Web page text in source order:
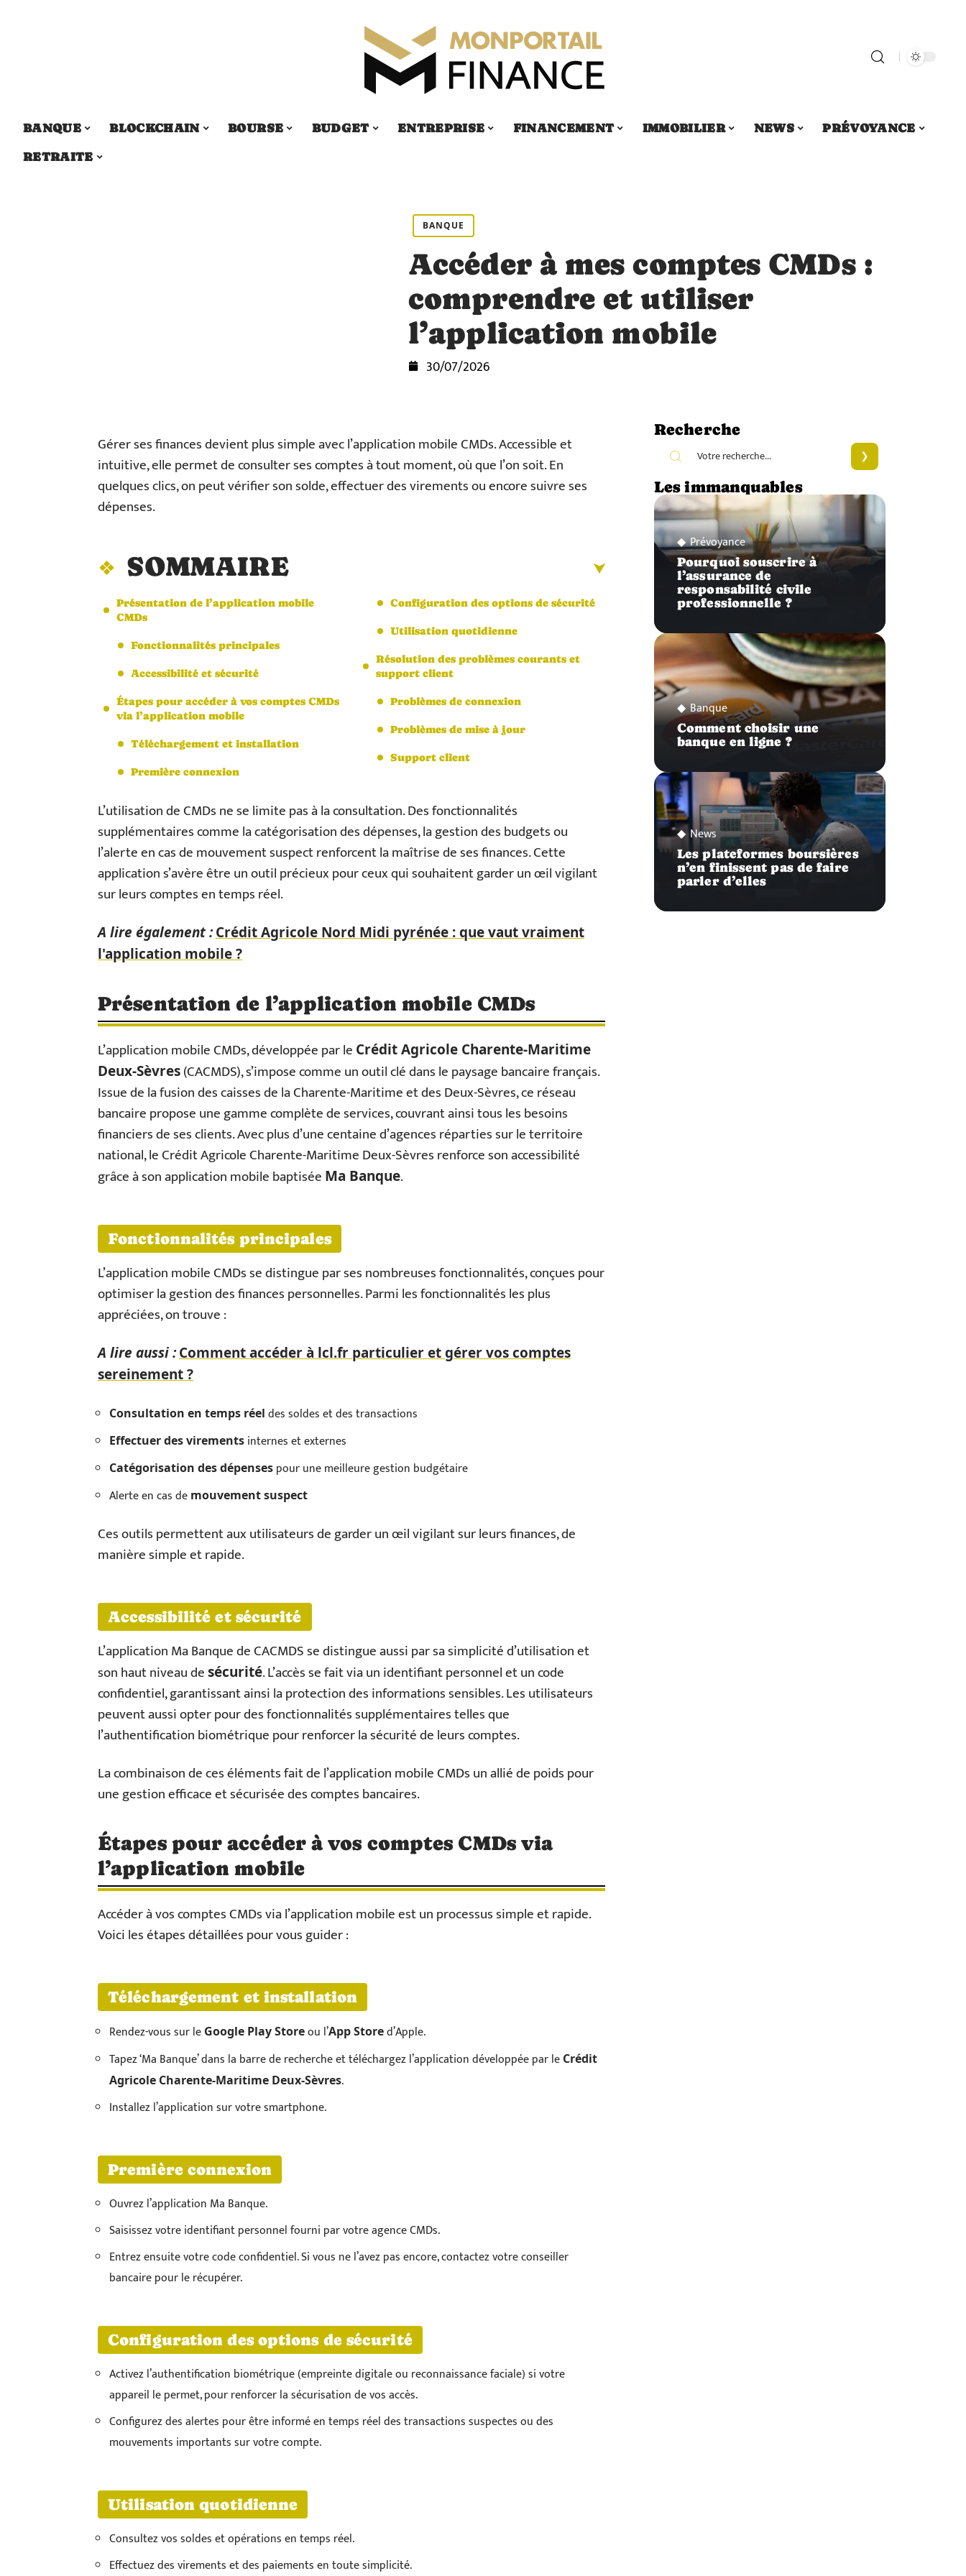
BANQUE BLOCKCHAIN BOURSE BUDGET ENTREPRISE FINANCEMENT IMMOBILIER NEWS
PRÉVOYANCE
RETRAITE
BANQUE
Accéder à mes comptes CMDs :
comprendre et utiliser
l’application mobile
30/07/2026
Gérer ses finances devient plus simple avec l’application mobile CMDs. Accessible et
intuitive, elle permet de consulter ses comptes à tout moment, où que l’on soit. En
quelques clics, on peut vérifier son solde, effectuer des virements ou encore suivre ses
dépenses.
SOMMAIRE
Présentation de l’application mobile
CMDs
Fonctionnalités principales
Accessibilité et sécurité
Étapes pour accéder à vos comptes CMDs
via l’application mobile
Téléchargement et installation
Première connexion
Configuration des options de sécurité
Utilisation quotidienne
Résolution des problèmes courants et
support client
Problèmes de connexion
Problèmes de mise à jour
Support client
L’utilisation de CMDs ne se limite pas à la consultation. Des fonctionnalités
supplémentaires comme la catégorisation des dépenses, la gestion des budgets ou
l’alerte en cas de mouvement suspect renforcent la maîtrise de ses finances. Cette
application s’avère être un outil précieux pour ceux qui souhaitent garder un œil vigilant
sur leurs comptes en temps réel.
A lire également :Crédit Agricole Nord Midi pyrénée : que vaut vraiment
l'application mobile ?
Présentation de l’application mobile CMDs
L’application mobile CMDs, développée par le Crédit Agricole Charente-Maritime
Deux-Sèvres(CACMDS), s’impose comme un outil clé dans le paysage bancaire français.
Issue de la fusion des caisses de la Charente-Maritime et des Deux-Sèvres, ce réseau
bancaire propose une gamme complète de services, couvrant ainsi tous les besoins
financiers de ses clients. Avec plus d’une centaine d’agences réparties sur le territoire
national, le Crédit Agricole Charente-Maritime Deux-Sèvres renforce son accessibilité
grâce à son application mobile baptisée Ma Banque.
Fonctionnalités principales
L’application mobile CMDs se distingue par ses nombreuses fonctionnalités, conçues pour
optimiser la gestion des finances personnelles. Parmi les fonctionnalités les plus
appréciées, on trouve :
A lire aussi :Comment accéder à lcl.fr particulier et gérer vos comptes
sereinement ?
Consultation en temps réel des soldes et des transactions
Effectuer des virements internes et externes
Catégorisation des dépenses pour une meilleure gestion budgétaire
Alerte en cas de mouvement suspect
Ces outils permettent aux utilisateurs de garder un œil vigilant sur leurs finances, de
manière simple et rapide.
Accessibilité et sécurité
L’application Ma Banque de CACMDS se distingue aussi par sa simplicité d’utilisation et
son haut niveau desécurité. L’accès se fait via un identifiant personnel et un code
confidentiel, garantissant ainsi la protection des informations sensibles. Les utilisateurs
peuvent aussi opter pour des fonctionnalités supplémentaires telles que
l’authentification biométrique pour renforcer la sécurité de leurs comptes.
La combinaison de ces éléments fait de l’application mobile CMDs un allié de poids pour
une gestion efficace et sécurisée des comptes bancaires.
Étapes pour accéder à vos comptes CMDs via
l’application mobile
Accéder à vos comptes CMDs via l’application mobile est un processus simple et rapide.
Voici les étapes détaillées pour vous guider :
Téléchargement et installation
Rendez-vous sur le Google Play Storeou l’App Stored’Apple.
Tapez ‘Ma Banque’ dans la barre de recherche et téléchargez l’application développée par le Crédit
Agricole Charente-Maritime Deux-Sèvres.
Installez l’application sur votre smartphone.
Première connexion
Ouvrez l’application Ma Banque.
Saisissez votre identifiant personnel fourni par votre agence CMDs.
Entrez ensuite votre code confidentiel. Si vous ne l’avez pas encore, contactez votre conseiller
bancaire pour le récupérer.
Configuration des options de sécurité
Activez l’authentification biométrique (empreinte digitale ou reconnaissance faciale) si votre
appareil le permet, pour renforcer la sécurisation de vos accès.
Configurez des alertes pour être informé en temps réel des transactions suspectes ou des
mouvements importants sur votre compte.
Utilisation quotidienne
Consultez vos soldes et opérations en temps réel.
Effectuez des virements et des paiements en toute simplicité.
Recherche
Les immanquables
Prévoyance
Pourquoi souscrire à
l’assurance de
responsabilité civile
professionnelle ?
Banque
Comment choisir une
banque en ligne ?
News
Les plateformes boursières
n’en finissent pas de faire
parler d’elles